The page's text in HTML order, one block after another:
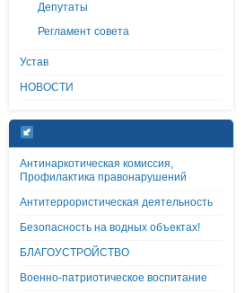
Депутаты
Регламент совета
Устав
НОВОСТИ
Антинаркотическая комиссия,
Профилактика правонарушений
Антитеррористическая деятельность
Безопасность на водных объектах!
БЛАГОУСТРОЙСТВО
Военно-патриотическое воспитание